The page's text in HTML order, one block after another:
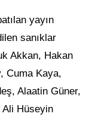
yayın
sanıklar
Akkan, Hakan
Cuma Kaya,
Alaatin Güner,
Ali Hüseyin